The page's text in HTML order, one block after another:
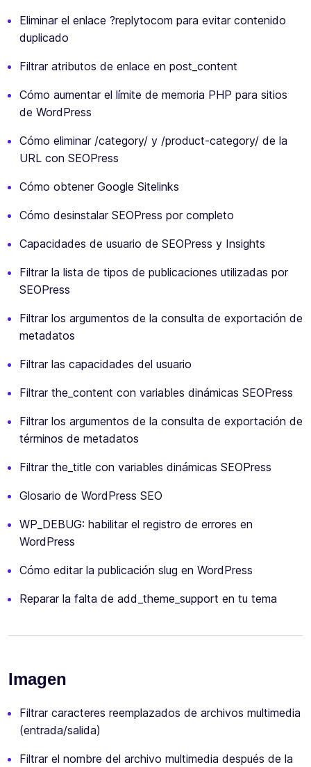
Eliminar el enlace ?replytocom para evitar contenido
duplicado
Filtrar atributos de enlace en post_content
Cómo aumentar el límite de memoria PHP para sitios
de WordPress
Cómo eliminar /category/ y /product-category/ de la
URL con SEOPress
Cómo obtener Google Sitelinks
Cómo desinstalar SEOPress por completo
Capacidades de usuario de SEOPress y Insights
Filtrar la lista de tipos de publicaciones utilizadas por
SEOPress
Filtrar los argumentos de la consulta de exportación de
metadatos
Filtrar las capacidades del usuario
Filtrar the_content con variables dinámicas SEOPress
Filtrar los argumentos de la consulta de exportación de
términos de metadatos
Filtrar the_title con variables dinámicas SEOPress
Glosario de WordPress SEO
WP_DEBUG: habilitar el registro de errores en
WordPress
Cómo editar la publicación slug en WordPress
Reparar la falta de add_theme_support en tu tema
Imagen
Filtrar caracteres reemplazados de archivos multimedia
(entrada/salida)
Filtrar el nombre del archivo multimedia después de la